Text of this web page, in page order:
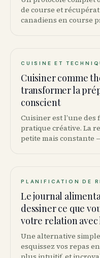
de course et
canadiens en course
CUISINE ET
Cuisiner comme
transformer la
conscient
Cuisiner est l’une des
pratique créative. La
petite mais constante
PLANIFICATION DE
Le journal
dessiner ce que
votre relation
Une alternative
esquissez vos repas